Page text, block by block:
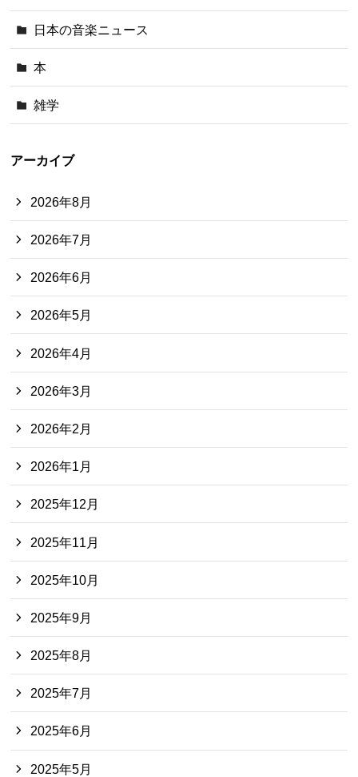
日本の音楽ニュース
本
雑学
アーカイブ
2026年8月
2026年7月
2026年6月
2026年5月
2026年4月
2026年3月
2026年2月
2026年1月
2025年12月
2025年11月
2025年10月
2025年9月
2025年8月
2025年7月
2025年6月
2025年5月